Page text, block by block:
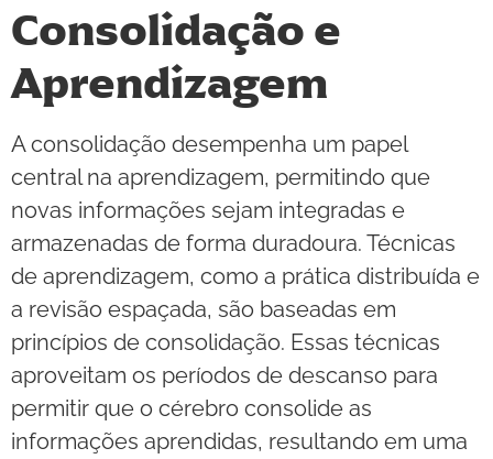
Consolidação e
Aprendizagem
A consolidação desempenha um papel
central na aprendizagem, permitindo que
novas informações sejam integradas e
armazenadas de forma duradoura. Técnicas
de aprendizagem, como a prática distribuída e
a revisão espaçada, são baseadas em
princípios de consolidação. Essas técnicas
aproveitam os períodos de descanso para
permitir que o cérebro consolide as
informações aprendidas, resultando em uma